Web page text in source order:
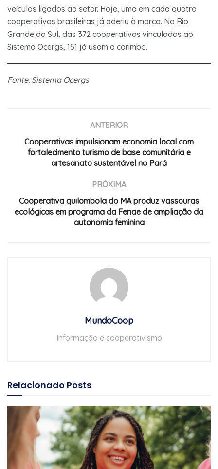
veículos ligados ao setor. Hoje, uma em cada quatro
cooperativas brasileiras já aderiu à marca. No Rio
Grande do Sul, das 372 cooperativas vinculadas ao
Sistema Ocergs, 151 já usam o carimbo.
Fonte: Sistema Ocergs
ANTERIOR
Cooperativas impulsionam economia local com
fortalecimento turismo de base comunitária e
artesanato sustentável no Pará
PRÓXIMA
Cooperativa quilombola do MA produz vassouras
ecológicas em programa da Fenae de ampliação da
autonomia feminina
MundoCoop
Informação e cooperativismo
Relacionado Posts